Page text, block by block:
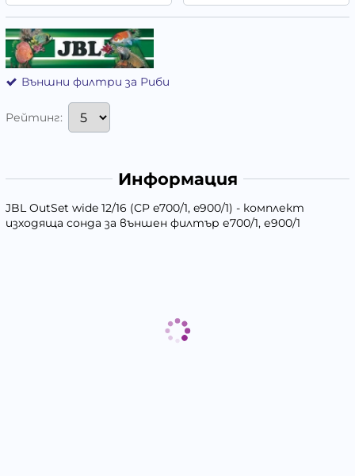
Външни филтри за Риби
Рейтинг:
Информация
JBL OutSet wide 12/16 (CP e700/1, e900/1) - комплект
изходяща сонда за външен филтър е700/1, е900/1